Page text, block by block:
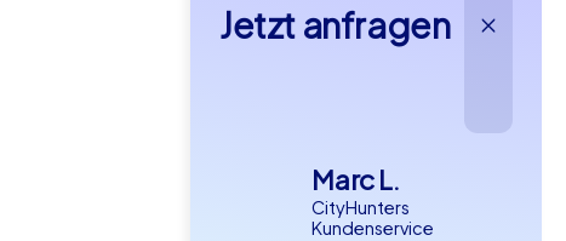
Jetzt anfragen
Marc L.
CityHunters
Kundenservice